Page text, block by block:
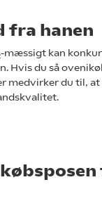
fra hanen
-mæssigt kan
Hvis du så
medvirker du til, at